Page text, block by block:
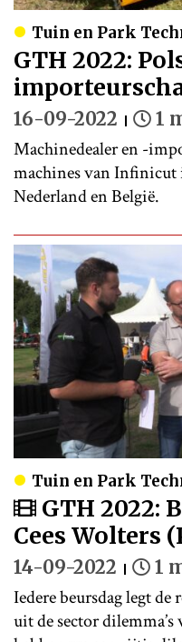
Tuin en Park
GTH 2022:
16-09-2022 1
Machinedealer en -
machines van
Nederland en België.
Tuin en Park
GTH 2022:
Cees Wolters
14-09-2022 1
Iedere beursdag legt de
uit de sector dilemma’s